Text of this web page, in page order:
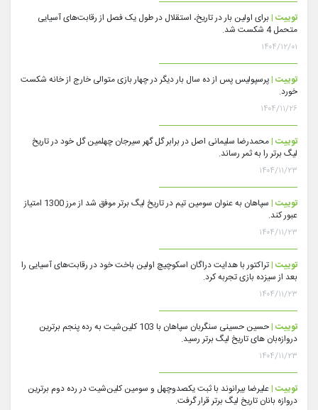
توییت |برای اولین بار در تاریخ، استقلال در طول یک فصل از رقابت‌های آسیایی
متحمل 4 شکست شد.
۱۴۰۴/۱۲/۰۱
توییت |پرسپولیس پس از ده سال بار دیگر در چهار بازی متوالی خارج از خانه شکست
خورد.
۱۴۰۴/۱۱/۲۶
توییت |محمدرضا سلیمانی اصل در برابر گل گهر سیرجان چهلمین گل خود در تاریخ
لیگ برتر را به ثمر رساند.
۱۴۰۴/۱۱/۲۳
توییت |
سپاهان به عنوان سومین تیم در تاریخ لیگ برتر موفق شد از مرز 1300 امتیاز
عبور کند.
۱۴۰۴/۱۱/۲۳
توییت |تراکتور با هدایت دراگان اسکوچیچ اولین باخت خود در رقابت‌های آسیایی را
بعد از سیزده بازی تجربه کرد.
۱۴۰۴/۱۱/۲۳
توییت |
حسین حسینی سنگربان سپاهان با 103 کلین‌شیت به رده پنجم برترین
دروازه‌بان های تاریخ لیگ برتر رسید.
۱۴۰۴/۱۱/۲۳
توییت |علیرضا بیرانوند با ثبت یکصدوچهل و سومین کلین‌شیت در رده دوم برترین
دروازه بانان تاریخ لیگ برتر قرار گرفت.